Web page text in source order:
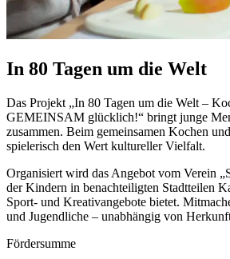
In 80 Tagen um die Welt
Das Projekt „In 80 Tagen um die Welt –
GEMEINSAM glücklich!“ bringt junge
zusammen. Beim gemeinsamen Kochen
spielerisch den Wert kultureller Vielfalt.
Organisiert wird das Angebot vom Verein
der Kindern in benachteiligten Stadtteilen
Sport- und Kreativangebote bietet.
und Jugendliche – unabhängig von
Fördersumme